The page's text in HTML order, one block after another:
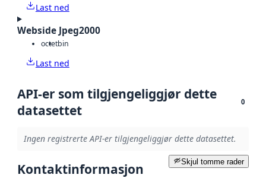
Last ned
Webside Jpeg2000
octetbin
Last ned
API-er som tilgjengeliggjør dette
datasettet
0
Ingen registrerte API-er tilgjengeliggjør dette datasettet.
Skjul tomme rader
Kontaktinformasjon